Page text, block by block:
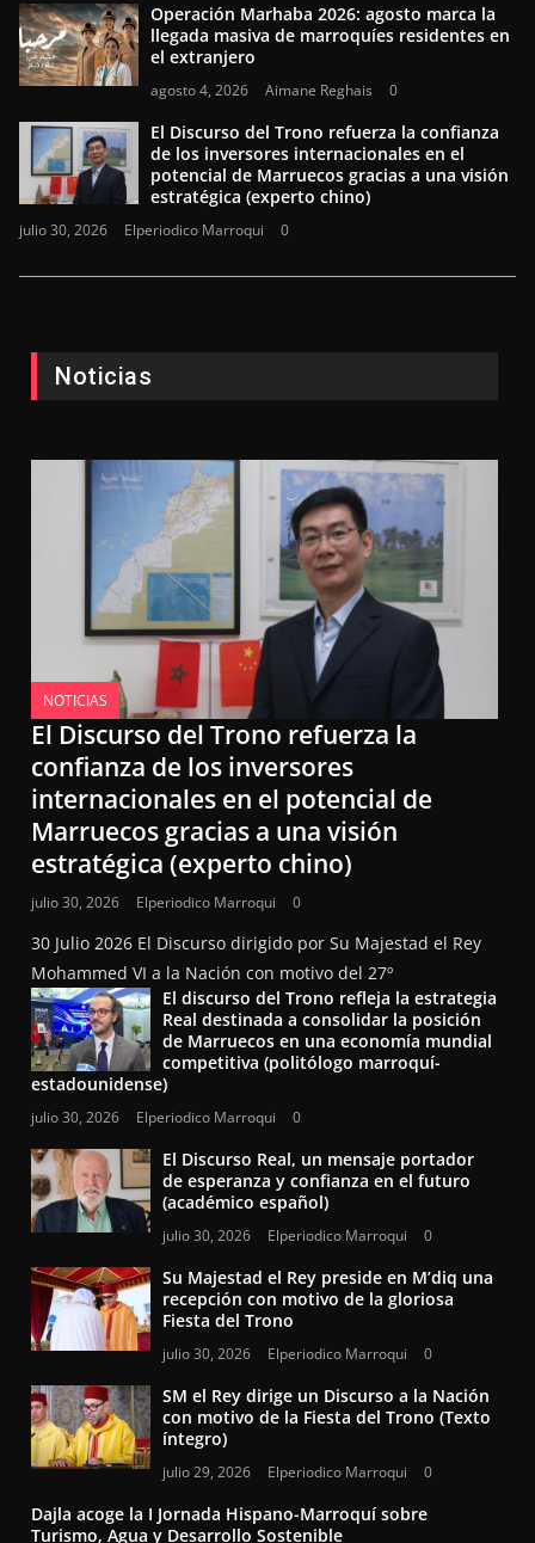
Operación Marhaba 2026: agosto marca la
llegada masiva de marroquíes residentes en
el extranjero
agosto 4, 2026 Aimane Reghais 0
El Discurso del Trono refuerza la confianza
de los inversores internacionales en el
potencial de Marruecos gracias a una visión
estratégica (experto chino)
julio 30, 2026 Elperiodico Marroqui 0
Noticias
NOTICIAS
El Discurso del Trono refuerza la
confianza de los inversores
internacionales en el potencial de
Marruecos gracias a una visión
estratégica (experto chino)
julio 30, 2026 Elperiodico Marroqui 0
30 Julio 2026 El Discurso dirigido por Su Majestad el Rey
Mohammed VI a la Nación con motivo del 27º
El discurso del Trono refleja la estrategia
Real destinada a consolidar la posición
de Marruecos en una economía mundial
competitiva (politólogo marroquí-
estadounidense)
julio 30, 2026 Elperiodico Marroqui 0
El Discurso Real, un mensaje portador
de esperanza y confianza en el futuro
(académico español)
julio 30, 2026 Elperiodico Marroqui 0
Su Majestad el Rey preside en M’diq una
recepción con motivo de la gloriosa
Fiesta del Trono
julio 30, 2026 Elperiodico Marroqui 0
SM el Rey dirige un Discurso a la Nación
con motivo de la Fiesta del Trono (Texto
íntegro)
julio 29, 2026 Elperiodico Marroqui 0
Dajla acoge la I Jornada Hispano-Marroquí sobre
Turismo, Agua y Desarrollo Sostenible